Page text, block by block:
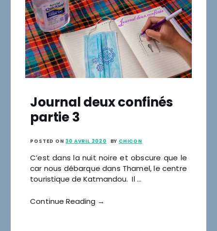
Journal deux confinés
partie 3
POSTED ON30 AVRIL 2020 BY CHICON
C’est dans la nuit noire et obscure que le
car nous débarque dans Thamel, le centre
touristique de Katmandou. Il …
Continue Reading →